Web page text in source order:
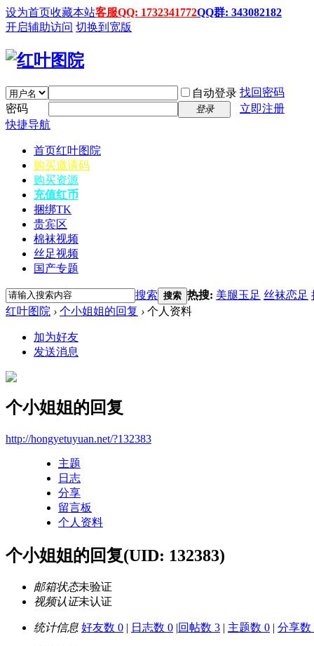
设为首页收藏本站客服QQ: 1732341772QQ群: 343082182
开启辅助访问 切换到宽版
自动登录 找回密码
密码
登录
立即注册
快捷导航
首页红叶图院
购买邀请码
购买资源
充值红币
捆绑TK
贵宾区
棉袜视频
丝足视频
国产专题
搜索 搜索 热搜: 美腿玉足 丝袜恋足
红叶图院 › 个小姐姐的回复 › 个人资料
加为好友
发送消息
个小姐姐的回复
http://hongyetuyuan.net/?132383
主题
日志
分享
留言板
个人资料
个小姐姐的回复(UID: 132383)
邮箱状态未验证
视频认证未认证
统计信息 好友数 0 | 日志数 0 |回帖数 3 | 主题数 0 | 分享数